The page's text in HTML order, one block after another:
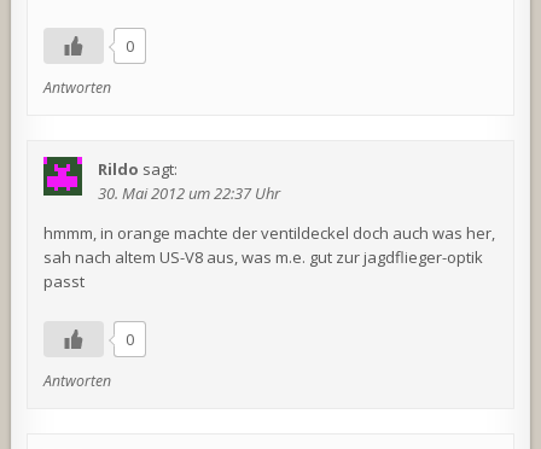
0
Antworten
Rildo sagt:
30. Mai 2012 um 22:37 Uhr
hmmm, in orange machte der ventildeckel doch auch was her,
sah nach altem US-V8 aus, was m.e. gut zur jagdflieger-optik
passt
0
Antworten